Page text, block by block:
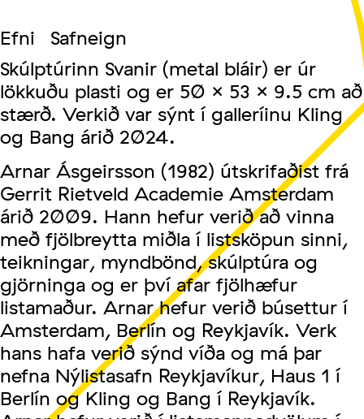
Efni
Safneign
Skúlptúrinn Svanir (metal bláir) er úr
lökkuðu plasti og er 50 x 53 x 9.5 cm að
stærð. Verkið var sýnt í galleríinu Kling
og Bang árið 2024.
Arnar Ásgeirsson (1982) útskrifaðist frá
Gerrit Rietveld Academie Amsterdam
árið 2009. Hann hefur verið að vinna
með fjölbreytta miðla í listsköpun sinni,
teikningar, myndbönd, skúlptúra og
gjörninga og er því afar fjölhæfur
listamaður. Arnar hefur verið búsettur í
Amsterdam, Berlín og Reykjavík. Verk
hans hafa verið sýnd víða og má þar
nefna Nýlistasafn Reykjavíkur, Haus 1 í
Berlín og Kling og Bang í Reykjavík.